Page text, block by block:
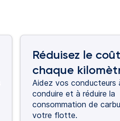
Réduisez le
chaque
Aidez vos conducteurs
conduire et à réduire la
consommation de
votre flotte.